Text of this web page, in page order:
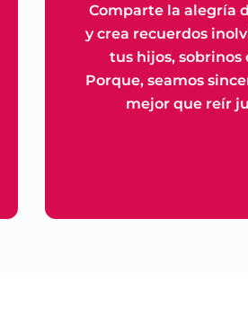
Comparte la alegría
y crea recuerdos
tus hijos, sobrinos
Porque, seamos
mejor que reír